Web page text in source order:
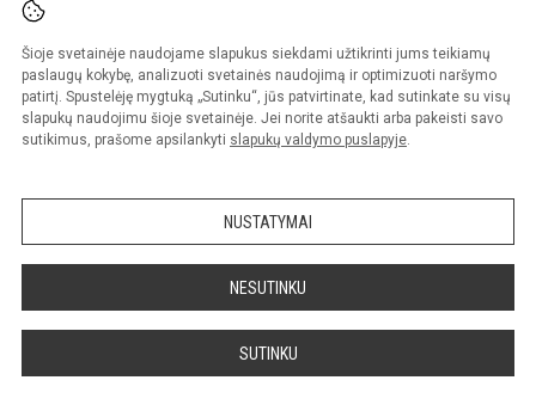
Šioje svetainėje naudojame slapukus siekdami užtikrinti jums teikiamų
paslaugų kokybę, analizuoti svetainės naudojimą ir optimizuoti naršymo
patirtį. Spustelėję mygtuką „Sutinku“, jūs patvirtinate, kad sutinkate su visų
slapukų naudojimu šioje svetainėje. Jei norite atšaukti arba pakeisti savo
sutikimus, prašome apsilankyti slapukų valdymo puslapyje.
NUSTATYMAI
NESUTINKU
SUTINKU
© 2025. Klaipėdos Gedminų progimnazija. Visos teisės saugomos.
Kopijuoti turinį be raštiško įstaigos administracijos sutikimo griežtai draudžiama.
Prieinamumo paraiška Slapukų valdymas
Sumanus būdas atnaujinti